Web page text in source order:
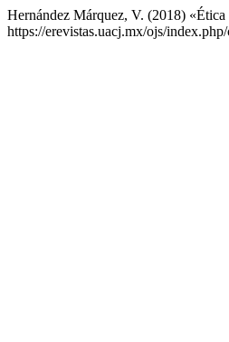
Hernández Márquez, V. (2018)
https://erevistas.uacj.mx/ojs/